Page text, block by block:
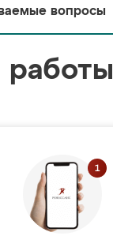
вопросы
работы